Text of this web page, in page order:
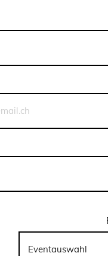
Eventauswahl